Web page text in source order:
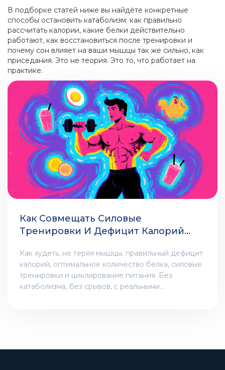
В подборке статей ниже вы найдёте конкретные
способы остановить катаболизм: как правильно
рассчитать калории, какие белки действительно
работают, как восстановиться после тренировки и
почему сон влияет на ваши мышцы так же сильно, как
приседания. Это не теория. Это то, что работает на
практике.
Как Совмещать Силовые
Тренировки И Дефицит Калорий
Как худеть, не теряя мышцы: правильный дефицит
калорий, оптимальное количество белка, силовые
тренировки и циклирование питания. Без
катаболизма, без срывов, с реальными